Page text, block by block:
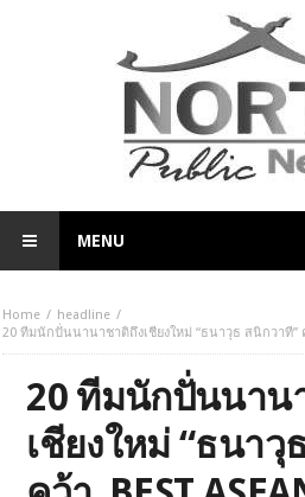
MENU
Home
headline
20 ทีมนักปั่นนานาชาติถึงเชียงใหม่ “ธนาวุธ สนิกวาที” คว้
20 ทีมนักปั่นนาน
เชียงใหม่ “ธนาวุ